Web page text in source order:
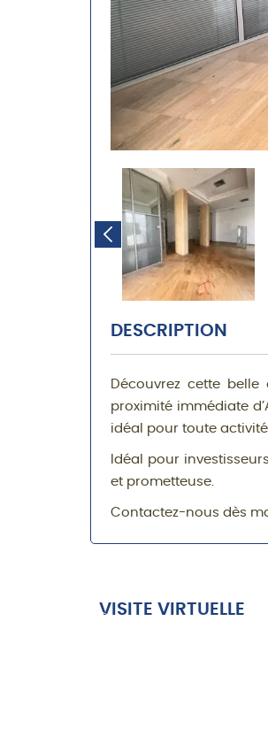
DESCRIPTION
Découvrez cette
proximité immédiate
idéal pour toute
Idéal pour
et prometteuse.
Contactez-nous dès
VISITE VIRTUELLE